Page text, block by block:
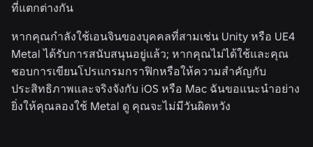
ที่แตกต่างกัน
หากคุณกำลังใช้เอนจินของบุคคลที่สามเช่น Unity หรือ UE4
Metal ได้รับการสนับสนุนอยู่แล้ว; หากคุณไม่ได้ใช้และคุณ
ชอบการเขียนโปรแกรมกราฟิกหรือให้ความสำคัญกับ
ประสิทธิภาพและจริงจังกับ iOS หรือ Mac ฉันขอแนะนำอย่าง
ยิ่งให้คุณลองใช้ Metal ดู คุณจะไม่มีวันผิดหวัง